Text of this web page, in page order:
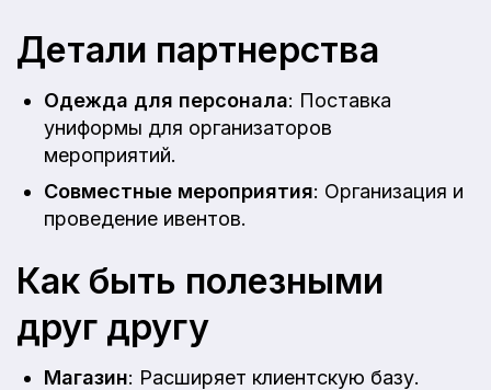
Детали партнерства
Одежда для персонала: Поставка
униформы для организаторов
мероприятий.
Совместные мероприятия: Организация и
проведение ивентов.
Как быть полезными
друг другу
Магазин: Расширяет клиентскую базу.